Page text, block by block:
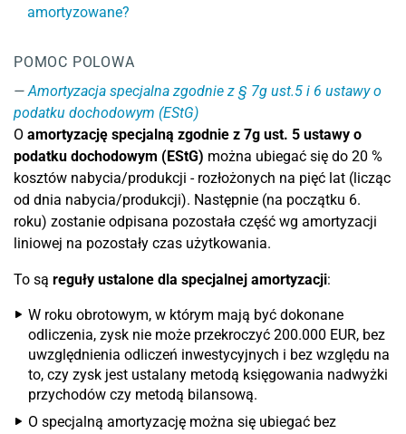
amortyzowane?
POMOC POLOWA
Amortyzacja specjalna zgodnie z § 7g ust.5 i 6 ustawy o
podatku dochodowym (EStG)
O amortyzację specjalną zgodnie z 7g ust. 5 ustawy o
podatku dochodowym (EStG) można ubiegać się do 20 %
kosztów nabycia/produkcji - rozłożonych na pięć lat (licząc
od dnia nabycia/produkcji). Następnie (na początku 6.
roku) zostanie odpisana pozostała część wg amortyzacji
liniowej na pozostały czas użytkowania.
To są reguły ustalone dla specjalnej amortyzacji:
W roku obrotowym, w którym mają być dokonane
odliczenia, zysk nie może przekroczyć 200.000 EUR, bez
uwzględnienia odliczeń inwestycyjnych i bez względu na
to, czy zysk jest ustalany metodą księgowania nadwyżki
przychodów czy metodą bilansową.
O specjalną amortyzację można się ubiegać bez